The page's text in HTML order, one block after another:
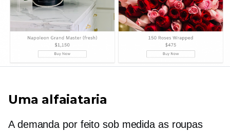
Uma alfaiataria
A demanda por feito sob medida as roupas